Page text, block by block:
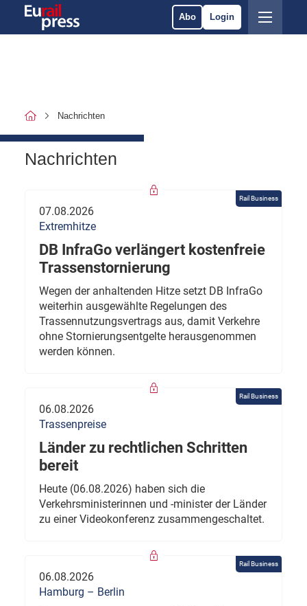
Abo Login
Nachrichten
Nachrichten
Rail Business
07.08.2026
Extremhitze
DB InfraGo verlängert kostenfreie
Trassenstornierung
Wegen der anhaltenden Hitze setzt DB InfraGo
weiterhin ausgewählte Regelungen des
Trassennutzungsvertrags aus, damit Verkehre
ohne Stornierungsentgelte herausgenommen
werden können.
Rail Business
06.08.2026
Trassenpreise
Länder zu rechtlichen Schritten
bereit
Heute (06.08.2026) haben sich die
Verkehrsministerinnen und -minister der Länder
zu einer Videokonferenz zusammengeschaltet.
Rail Business
06.08.2026
Hamburg – Berlin